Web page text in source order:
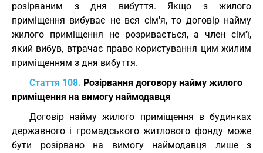
розірваним з дня вибуття. Якщо з жилого
приміщення вибуває не вся сім'я, то договір найму
жилого приміщення не розривається, а член сім'ї,
який вибув, втрачає право користування цим жилим
приміщенням з дня вибуття.
Стаття 108. Розірвання договору найму жилого
приміщення на вимогу наймодавця
Договір найму жилого приміщення в будинках
державного і громадського житлового фонду може
бути розірвано на вимогу наймодавця лише з